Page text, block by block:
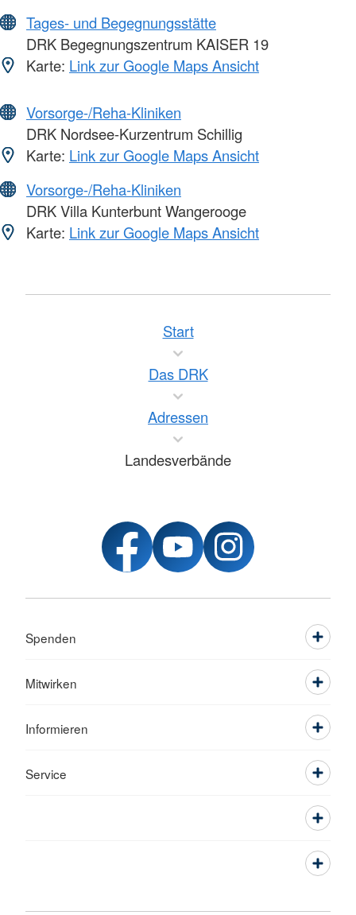
Tages- und Begegnungsstätte
DRK Begegnungszentrum KAISER 19
Karte: Link zur Google Maps Ansicht
Vorsorge-/Reha-Kliniken
DRK Nordsee-Kurzentrum Schillig
Karte: Link zur Google Maps Ansicht
Vorsorge-/Reha-Kliniken
DRK Villa Kunterbunt Wangerooge
Karte: Link zur Google Maps Ansicht
Start
Das DRK
Adressen
Landesverbände
Spenden
Mitwirken
Informieren
Service